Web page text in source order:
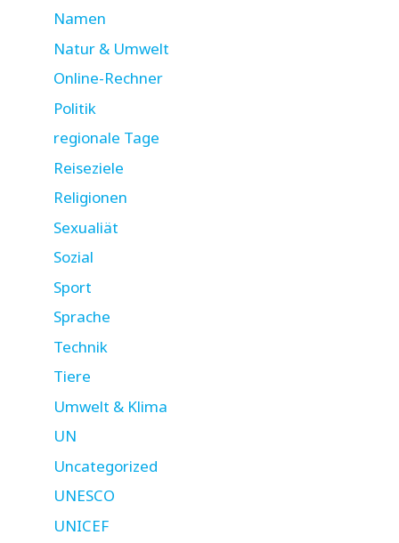
Namen
Natur & Umwelt
Online-Rechner
Politik
regionale Tage
Reiseziele
Religionen
Sexualiät
Sozial
Sport
Sprache
Technik
Tiere
Umwelt & Klima
UN
Uncategorized
UNESCO
UNICEF